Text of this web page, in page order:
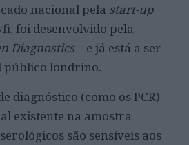
nacional pela start-up
foi desenvolvido pela
Diagnostics– e já está a ser
público londrino.
diagnóstico (como os PCR)
existente na amostra
são sensíveis aos